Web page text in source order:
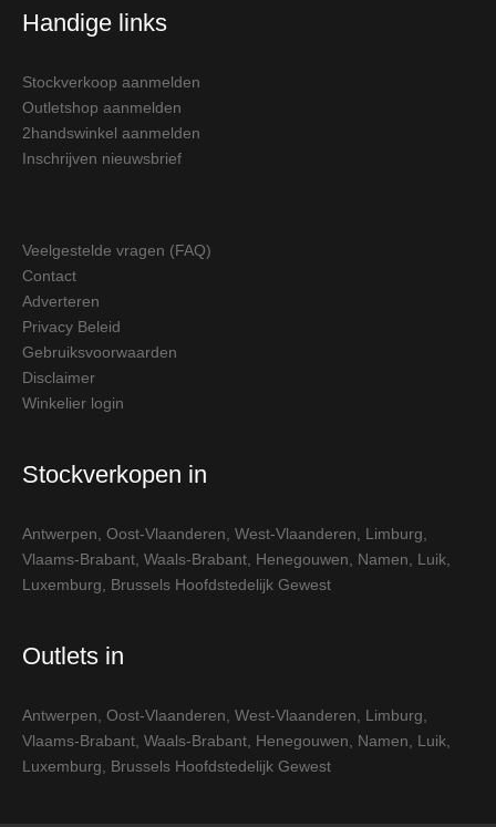
Handige links
Stockverkoop aanmelden
Outletshop aanmelden
2handswinkel aanmelden
Inschrijven nieuwsbrief
Veelgestelde vragen (FAQ)
Contact
Adverteren
Privacy Beleid
Gebruiksvoorwaarden
Disclaimer
Winkelier login
Stockverkopen in
Antwerpen Oost-Vlaanderen West-Vlaanderen Limburg
Vlaams-Brabant Waals-Brabant Henegouwen Namen Luik
Luxemburg
Brussels Hoofdstedelijk Gewest
Outlets in
Antwerpen Oost-Vlaanderen West-Vlaanderen Limburg
Vlaams-Brabant Waals-Brabant Henegouwen Namen Luik
Luxemburg
Brussels Hoofdstedelijk Gewest